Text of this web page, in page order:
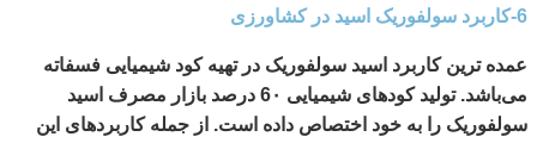
6-کاربرد سولفوریک اسید در کشاورزی
عمده ترین کاربرد اسید سولفوریک در تهیه کود شیمیایی فسفاته
می‌باشد. تولید کودهای شیمیایی 6٠ درصد بازار مصرف اسید
سولفوریک را به خود اختصاص داده است. از جمله کاربردهای این